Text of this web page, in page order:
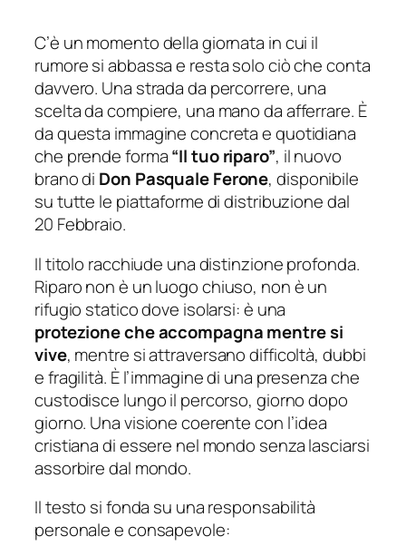
C’è un momento della giornata in cui il
rumore si abbassa e resta solo ciò che conta
davvero. Una strada da percorrere, una
scelta da compiere, una mano da afferrare. È
da questa immagine concreta e quotidiana
che prende forma“Il tuo riparo”, il nuovo
brano di Don Pasquale Ferone, disponibile
su tutte le piattaforme di distribuzione dal
20 Febbraio.
Il titolo racchiude una distinzione profonda.
Riparonon è un luogo chiuso, non è un
rifugio statico dove isolarsi: è una
protezione che accompagna mentre si
vive, mentre si attraversano difficoltà, dubbi
e fragilità. È l’immagine di una presenza che
custodisce lungo il percorso, giorno dopo
giorno. Una visione coerente con l’idea
cristiana di essere nel mondo senza lasciarsi
assorbire dal mondo.
Il testo si fonda su una responsabilità
personale e consapevole: